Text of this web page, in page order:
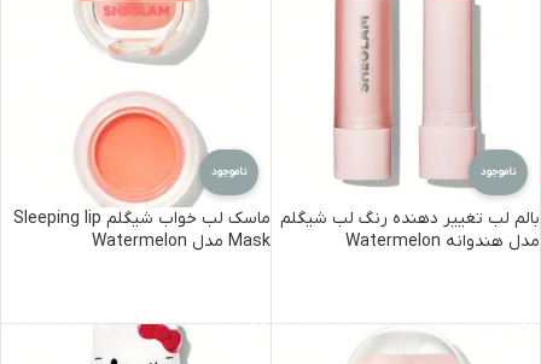
ناموجود
بالم لب تغییر دهنده رنگ لب شیگلم
مدل هندوانه Watermelon
ناموجود
ماسک لب خواب شیگلم Sleeping lip
Mask مدل Watermelon